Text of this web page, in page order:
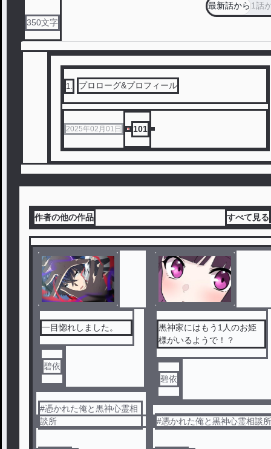
350文字
最新話から1話
1 プロローグ&プロフィール
2025年02月01日 101
作者の他の作品 すべて見る
一目惚れしました。
碧依
#憑かれた俺と黒神心霊相
談所
黒神家にはもう1人のお姫
様がいるようで！？
碧依
#憑かれた俺と黒神心霊相談